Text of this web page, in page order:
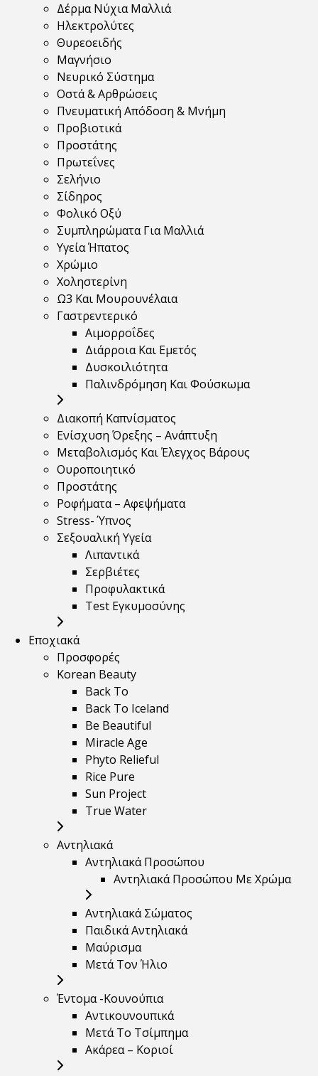
Δέρμα Νύχια Μαλλιά
Ηλεκτρολύτες
Θυρεοειδής
Μαγνήσιο
Νευρικό Σύστημα
Οστά & Αρθρώσεις
Πνευματική Απόδοση & Μνήμη
Προβιοτικά
Προστάτης
Πρωτεΐνες
Σελήνιο
Σίδηρος
Φολικό Οξύ
Συμπληρώματα Για Μαλλιά
Υγεία Ήπατος
Χρώμιο
Χοληστερίνη
Ω3 Και Μουρουνέλαια
Γαστρεντερικό
Αιμορροΐδες
Διάρροια Και Εμετός
Δυσκοιλιότητα
Παλινδρόμηση Και Φούσκωμα
Διακοπή Καπνίσματος
Ενίσχυση Όρεξης – Ανάπτυξη
Μεταβολισμός Και Έλεγχος Βάρους
Ουροποιητικό
Προστάτης
Ροφήματα – Αφεψήματα
Stress- Ύπνος
Σεξουαλική Υγεία
Λιπαντικά
Σερβιέτες
Προφυλακτικά
Test Εγκυμοσύνης
Εποχιακά
Προσφορές
Korean Beauty
Back To
Back To Iceland
Be Beautiful
Miracle Age
Phyto Relieful
Rice Pure
Sun Project
True Water
Αντηλιακά
Αντηλιακά Προσώπου
Αντηλιακά Προσώπου Με Χρώμα
Αντηλιακά Σώματος
Παιδικά Αντηλιακά
Μαύρισμα
Mετά Τον Ήλιο
Έντομα -Κουνούπια
Αντικουνουπικά
Μετά Το Τσίμπημα
Ακάρεα – Κοριοί